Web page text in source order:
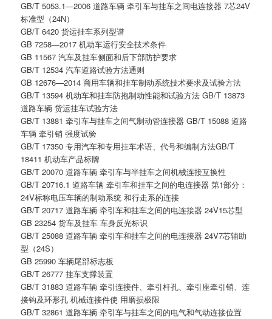
GB/T 5053.1—2006 道路车辆 牵引车与挂车之间电连接器 7芯24V
标准型（24N）
GB/T 6420 货运挂车系列型谱
GB 7258—2017 机动车运行安全技术条件
GB 11567 汽车及挂车侧面和后下部防护要求
GB/T 12534 汽车道路试验方法通则
GB 12676—2014 商用车辆和挂车制动系统技术要求及试验方法
GB/T 13594 机动车和挂车防抱制动性能和试验方法 GB/T 13873
道路车辆 货运挂车试验方法
GB/T 13881 牵引车与挂车之间气制动管连接器 GB/T 15088 道路
车辆 牵引销 强度试验
GB/T 17350 专用汽车和专用挂车术语、代号和编制方法GB/T
18411 机动车产品标牌
GB/T 20070 道路车辆 牵引车与半挂车之间机械连接互换性
GB/T 20716.1 道路车辆 牵引车和挂车之间的电连接器 第1部分：
24V标称电压车辆的制动系统 和行走系的连接
GB/T 20717 道路车辆 牵引车和挂车之间的电连接器 24V15芯型
GB 23254 货车及挂车 车身反光标识
GB/T 25088 道路车辆 牵引车和挂车之间的电连接器 24V7芯辅助
型（24S）
GB 25990 车辆尾部标志板
GB/T 26777 挂车支撑装置
GB/T 31883 道路车辆 牵引连接件、牵引杆孔、牵引座牵引销、连
接钩及环形孔 机械连接件使 用磨损极限
GB/T 32861 道路车辆 牵引车与挂车之间的电气和气动连接位置